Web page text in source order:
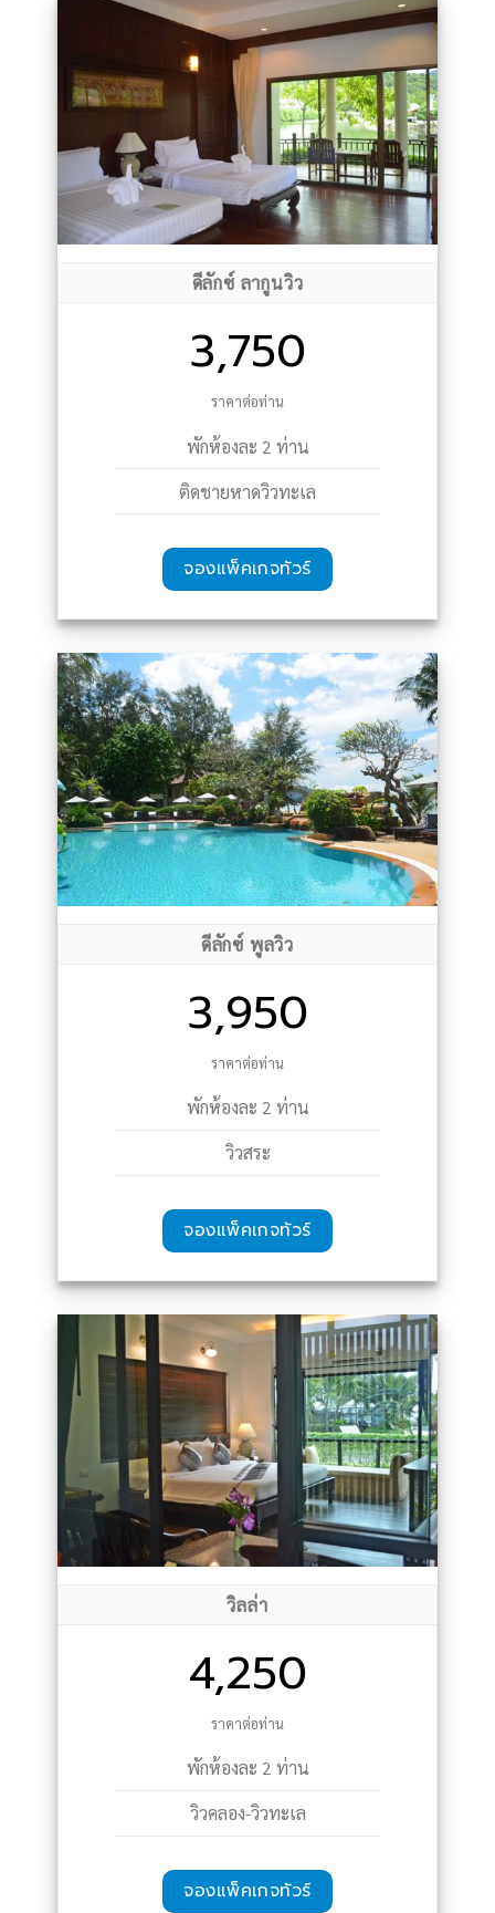
ดีลักซ์ ลากูนวิว
3,750
ราคาต่อท่าน
พักห้องละ 2 ท่าน
ติดชายหาดวิวทะเล
จองแพ็คเกจทัวร์
ดีลักซ์ พูลวิว
3,950
ราคาต่อท่าน
พักห้องละ 2 ท่าน
วิวสระ
จองแพ็คเกจทัวร์
วิลล่า
4,250
ราคาต่อท่าน
พักห้องละ 2 ท่าน
วิวคลอง-วิวทะเล
จองแพ็คเกจทัวร์